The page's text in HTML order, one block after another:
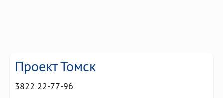
Проект Томск
3822 22‒77‒96